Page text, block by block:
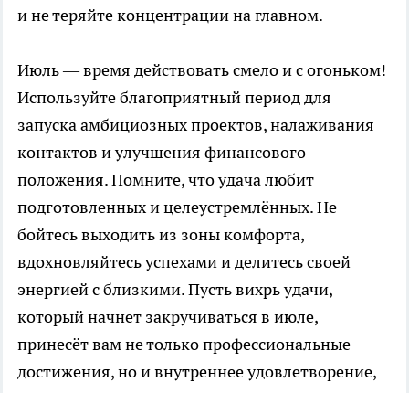
и не теряйте концентрации на главном.
Июль — время действовать смело и с огоньком!
Используйте благоприятный период для
запуска амбициозных проектов, налаживания
контактов и улучшения финансового
положения. Помните, что удача любит
подготовленных и целеустремлённых. Не
бойтесь выходить из зоны комфорта,
вдохновляйтесь успехами и делитесь своей
энергией с близкими. Пусть вихрь удачи,
который начнет закручиваться в июле,
принесёт вам не только профессиональные
достижения, но и внутреннее удовлетворение,